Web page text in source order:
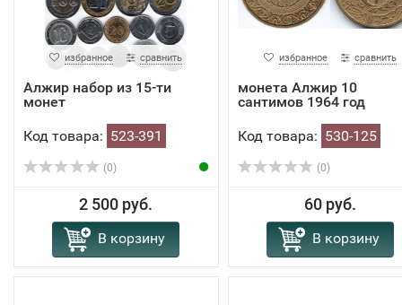
избранное сравнить
Алжир набор из 15-ти
монет
Код товара: 523-391
(0)
2 500 руб.
В корзину
избранное сравнить
монета Алжир 10
сантимов 1964 год
Код товара: 530-125
(0)
60 руб.
В корзину